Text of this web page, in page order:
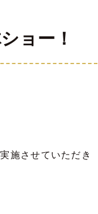
ョー！
施させていただき